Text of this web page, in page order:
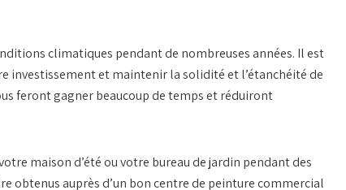
climatiques pendant de nombreuses années. Il est
et maintenir la solidité et l’étanchéité de
feront gagner beaucoup de temps et réduiront
maison d’été ou votre bureau de jardin pendant des
obtenus auprès d’un bon centre de peinture commercial